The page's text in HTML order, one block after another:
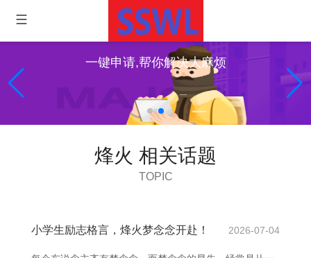
一键申请,帮你解决大麻烦
烽火 相关话题
TOPIC
小学生励志格言，烽火梦念念开赴！ 2026-07-04